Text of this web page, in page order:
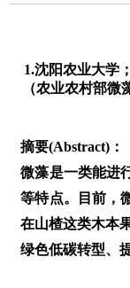
1.沈阳农业大学
（农业农村部
摘要(Abstract)：
微藻是一类能进
等特点。目前，
在山楂这类木本
绿色低碳转型、